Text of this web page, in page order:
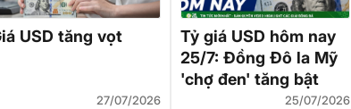
USD tăng vọt
27/07/2026
Tỷ giá USD hôm nay
25/7: Đồng Đô la Mỹ
'chợ đen' tăng bật
25/07/2026